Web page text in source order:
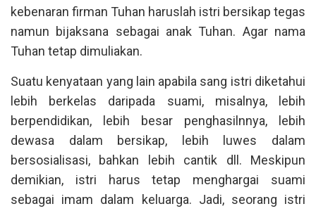
kebenaran firman Tuhan haruslah istri bersikap tegas
namun bijaksana sebagai anak Tuhan. Agar nama
Tuhan tetap dimuliakan.
Suatu kenyataan yang lain apabila sang istri diketahui
lebih berkelas daripada suami, misalnya, lebih
berpendidikan, lebih besar penghasilnnya, lebih
dewasa dalam bersikap, lebih luwes dalam
bersosialisasi, bahkan lebih cantik dll. Meskipun
demikian, istri harus tetap menghargai suami
sebagai imam dalam keluarga. Jadi, seorang istri